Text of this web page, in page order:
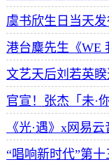
官宣！张杰「未·